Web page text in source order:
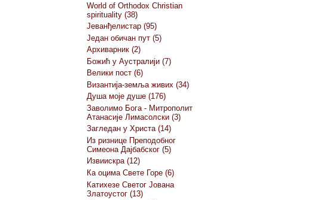
World of Orthodox Christian
spirituality (38)
Јеванђелистар (95)
Један обичан пут (5)
Архиварник (2)
Божић у Аустралији (7)
Велики пост (6)
Византија-земља живих (34)
Душа моје душе (176)
Заволимо Бога - Митрополит
Атанасије Лимасолски (3)
Загледан у Христа (14)
Из ризнице Преподобног
Симеона Дајбабског (5)
Извиискра (12)
Ка оцима Свете Горе (6)
Катихезе Светог Јована
Златоустог (13)